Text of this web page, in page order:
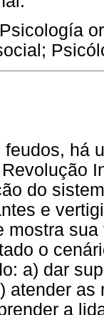
Psicología
há
do
e
mostra
o
a) dar
atender
a